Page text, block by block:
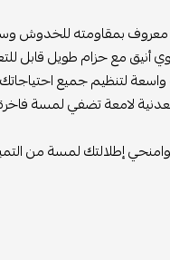
معروف بمقاومته للخدوش
مع حزام طويل قابل
لتنظيم جميع
لامعة تضفي لمسة
وامنحي إطلالتك لمسة من